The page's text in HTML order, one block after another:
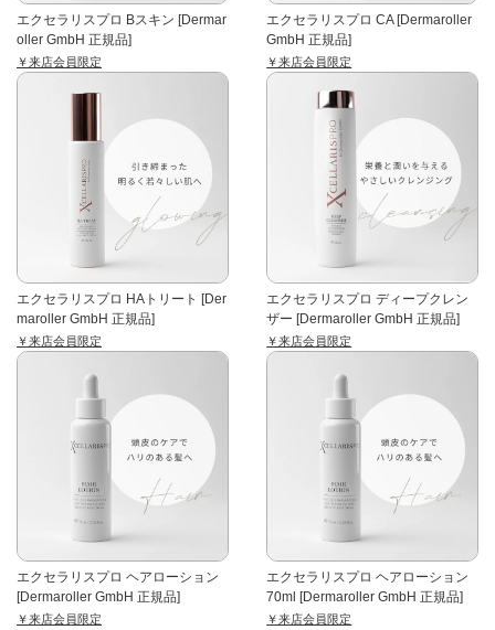
エクセラリスプロ Bスキン [Dermar
oller GmbH 正規品]
￥来店会員限定
エクセラリスプロ CA [Dermaroller
GmbH 正規品]
￥来店会員限定
エクセラリスプロ HAトリート [Der
maroller GmbH 正規品]
￥来店会員限定
エクセラリスプロ ディープクレン
ザー [Dermaroller GmbH 正規品]
￥来店会員限定
エクセラリスプロ ヘアローション
[Dermaroller GmbH 正規品]
￥来店会員限定
エクセラリスプロ ヘアローション
70ml [Dermaroller GmbH 正規品]
￥来店会員限定